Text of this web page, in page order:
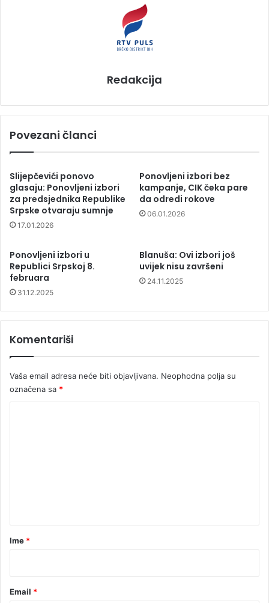
Redakcija
Povezani članci
Slijepčevići ponovo
glasaju: Ponovljeni izbori
za predsjednika Republike
Srpske otvaraju sumnje
17.01.2026
Ponovljeni izbori bez
kampanje, CIK čeka pare
da odredi rokove
06.01.2026
Ponovljeni izbori u
Republici Srpskoj 8.
februara
31.12.2025
Blanuša: Ovi izbori još
uvijek nisu završeni
24.11.2025
Komentariši
Vaša email adresa neće biti objavljivana. Neophodna polja su
označena sa *
rIme *
Email *